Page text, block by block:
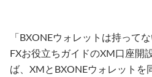
「BXONEウォレットは持って
FXお役立ちガイドのXM口座開
ば、XMとBXONEウォレットを